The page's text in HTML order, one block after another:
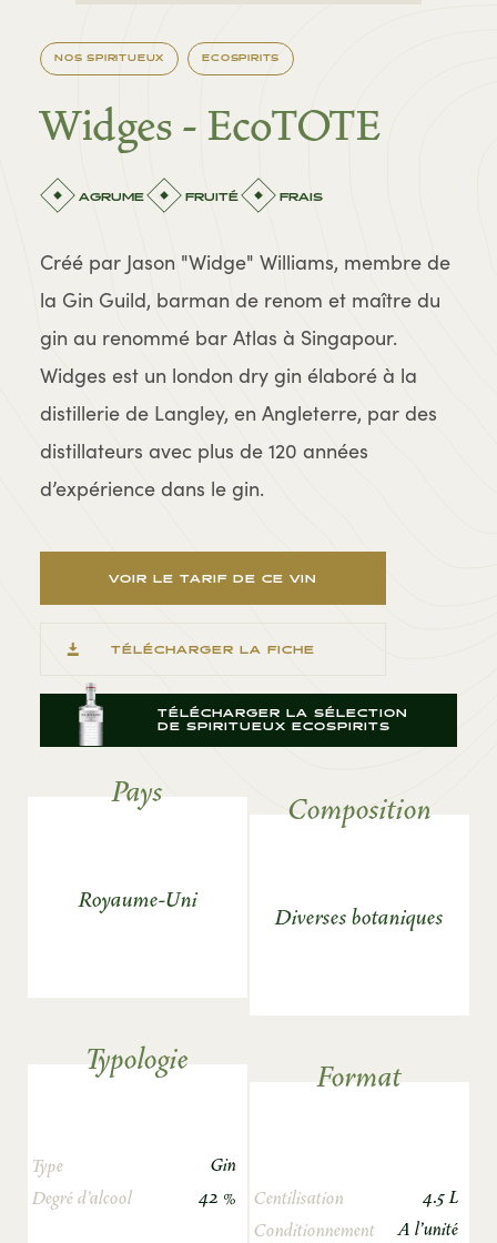
NOS SPIRITUEUX ECOSPIRITS
Widges - EcoTOTE
AGRUME FRUITÉ FRAIS
Créé par Jason "Widge" Williams, membre de
la Gin Guild, barman de renom et maître du
gin au renommé bar Atlas à Singapour.
Widges est un london dry gin élaboré à la
distillerie de Langley, en Angleterre, par des
distillateurs avec plus de 120 années
d’expérience dans le gin.
VOIR LE TARIF DE CE VIN
TÉLÉCHARGER LA FICHE
TÉLÉCHARGER LA SÉLECTION
DE SPIRITUEUX ECOSPIRITS
Pays
Royaume-Uni
Composition
Diverses botaniques
Typologie
Type
Gin
Degré d’alcool
42 %
Format
Centilisation
4.5 L
Conditionnement
A l'unité